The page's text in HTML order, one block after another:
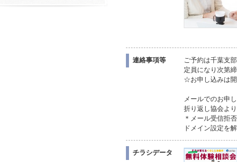
連絡事項等
ご予約は千葉支
定員になり次第
☆お申し込みは
メールでのお申
折り返し協会よ
＊メール受信拒
ドメイン設定を
チラシデータ